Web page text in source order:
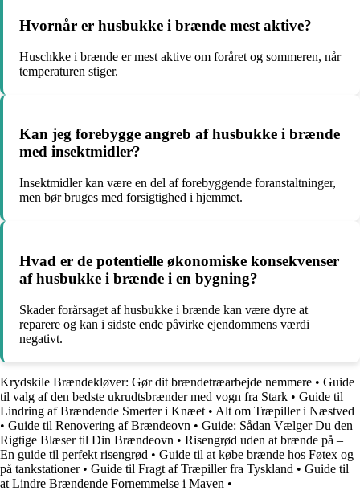
Hvornår er husbukke i brænde mest aktive?
Huschkke i brænde er mest aktive om foråret og sommeren, når
temperaturen stiger.
Kan jeg forebygge angreb af husbukke i brænde
med insektmidler?
Insektmidler kan være en del af forebyggende foranstaltninger,
men bør bruges med forsigtighed i hjemmet.
Hvad er de potentielle økonomiske konsekvenser
af husbukke i brænde i en bygning?
Skader forårsaget af husbukke i brænde kan være dyre at
reparere og kan i sidste ende påvirke ejendommens værdi
negativt.
Krydskile Brændekløver: Gør dit brændetræarbejde nemmere • Guide
til valg af den bedste ukrudtsbrænder med vogn fra Stark • Guide til
Lindring af Brændende Smerter i Knæet • Alt om Træpiller i Næstved
• Guide til Renovering af Brændeovn • Guide: Sådan Vælger Du den
Rigtige Blæser til Din Brændeovn • Risengrød uden at brænde på –
En guide til perfekt risengrød • Guide til at købe brænde hos Føtex og
på tankstationer• Guide til Fragt af Træpiller fra Tyskland • Guide til
at Lindre Brændende Fornemmelse i Maven •